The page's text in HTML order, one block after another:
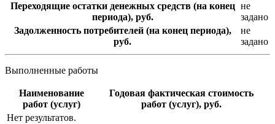
Переходящие остатки денежных средств (на конец
периода), руб.
не
задано
Задолженность потребителей (на конец периода),
руб.
не
задано
Выполненные работы
Наименование
работ (услуг)
Годовая фактическая стоимость
работ (услуг), руб.
Нет результатов.